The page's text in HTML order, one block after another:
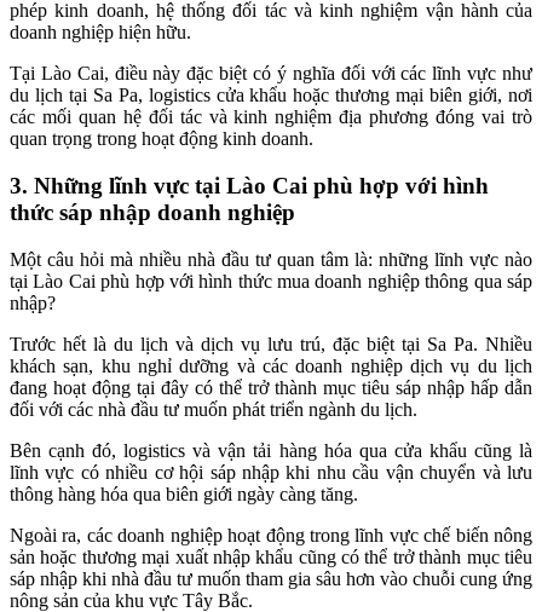
phép kinh doanh, hệ thống đối tác và kinh nghiệm vận hành của
doanh nghiệp hiện hữu.
Tại Lào Cai, điều này đặc biệt có ý nghĩa đối với các lĩnh vực như
du lịch tại Sa Pa, logistics cửa khẩu hoặc thương mại biên giới, nơi
các mối quan hệ đối tác và kinh nghiệm địa phương đóng vai trò
quan trọng trong hoạt động kinh doanh.
3. Những lĩnh vực tại Lào Cai phù hợp với hình
thức sáp nhập doanh nghiệp
Một câu hỏi mà nhiều nhà đầu tư quan tâm là: những lĩnh vực nào
tại Lào Cai phù hợp với hình thức mua doanh nghiệp thông qua sáp
nhập?
Trước hết là du lịch và dịch vụ lưu trú, đặc biệt tại Sa Pa. Nhiều
khách sạn, khu nghỉ dưỡng và các doanh nghiệp dịch vụ du lịch
đang hoạt động tại đây có thể trở thành mục tiêu sáp nhập hấp dẫn
đối với các nhà đầu tư muốn phát triển ngành du lịch.
Bên cạnh đó, logistics và vận tải hàng hóa qua cửa khẩu cũng là
lĩnh vực có nhiều cơ hội sáp nhập khi nhu cầu vận chuyển và lưu
thông hàng hóa qua biên giới ngày càng tăng.
Ngoài ra, các doanh nghiệp hoạt động trong lĩnh vực chế biến nông
sản hoặc thương mại xuất nhập khẩu cũng có thể trở thành mục tiêu
sáp nhập khi nhà đầu tư muốn tham gia sâu hơn vào chuỗi cung ứng
nông sản của khu vực Tây Bắc.